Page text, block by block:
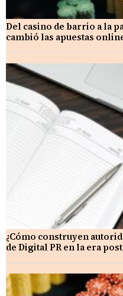
Del casino de barrio a la
cambió las apuestas
¿Cómo construyen
de Digital PR en la era